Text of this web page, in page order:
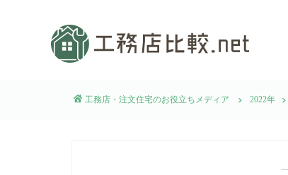
工務店・注文住宅のお役立ちメディア 2022年